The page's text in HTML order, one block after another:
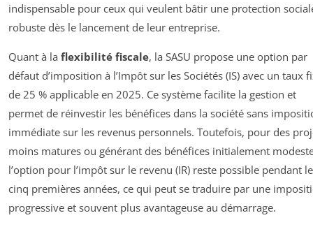
indispensable pour ceux qui veulent bâtir une protection
robuste dès le lancement de leur entreprise.
Quant à la flexibilité fiscale, la SASU propose une option par
défaut d’imposition à l’Impôt sur les Sociétés (IS) avec un taux
de 25 % applicable en 2025. Ce système facilite la gestion et
permet de réinvestir les bénéfices dans la société sans
immédiate sur les revenus personnels. Toutefois, pour des
moins matures ou générant des bénéfices initialement
l’option pour l’impôt sur le revenu (IR) reste possible pendant
cinq premières années, ce qui peut se traduire par une
progressive et souvent plus avantageuse au démarrage.